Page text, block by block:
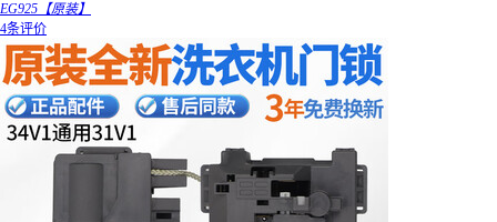
EG925【原装】
4条评价